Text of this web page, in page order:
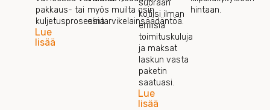
pakkaus- tai
kuljetusprosessia.
Lue
lisää
myös muilta osin
elintarvikelainsäädäntöä.
suoraan
kotiisi ilman
erillisiä
toimituskuluja
ja maksat
laskun vasta
paketin
saatuasi.
Lue
lisää
hintaan.